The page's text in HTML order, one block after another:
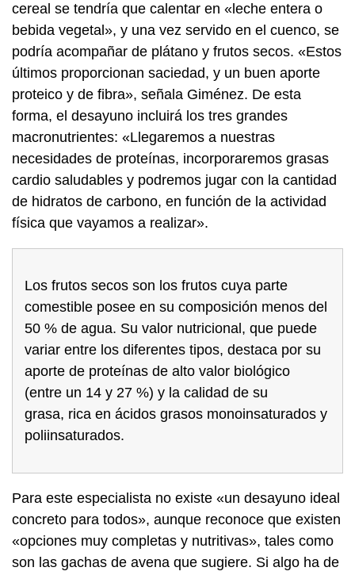
cereal se tendría que calentar en «leche entera o
bebida vegetal», y una vez servido en el cuenco, se
podría acompañar de plátano y frutos secos. «Estos
últimos proporcionan saciedad, y un buen aporte
proteico y de fibra», señala Giménez. De esta
forma, el desayuno incluirá los tres grandes
macronutrientes: «Llegaremos a nuestras
necesidades de proteínas, incorporaremos grasas
cardio saludables y podremos jugar con la cantidad
de hidratos de carbono, en función de la actividad
física que vayamos a realizar».
Los frutos secos son los frutos cuya parte
comestible posee en su composición menos del
50 % de agua. Su valor nutricional, que puede
variar entre los diferentes tipos, destaca por su
aporte de proteínas de alto valor biológico
(entre un 14 y 27 %) y la calidad de su
grasa, rica en ácidos grasos monoinsaturados y
poliinsaturados.
Para este especialista no existe «un desayuno ideal
concreto para todos», aunque reconoce que existen
«opciones muy completas y nutritivas», tales como
son las gachas de avena que sugiere. Si algo ha de